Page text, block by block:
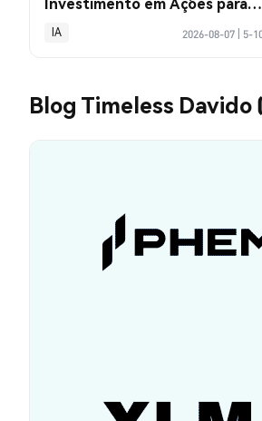
2026
IA 2026-08-07 5-
Blog Timeless Davido